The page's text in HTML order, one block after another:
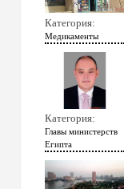
Категория:
Медикаменты
Категория:
Главы министерств
Египта